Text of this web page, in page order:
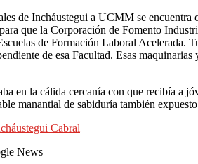
de Incháustegui a UCMM se
que la Corporación de Fomento
de Formación Laboral Acelerada.
de esa Facultad. Esas
en la cálida cercanía con que recibía a
manantial de sabiduría también
Cabral
News